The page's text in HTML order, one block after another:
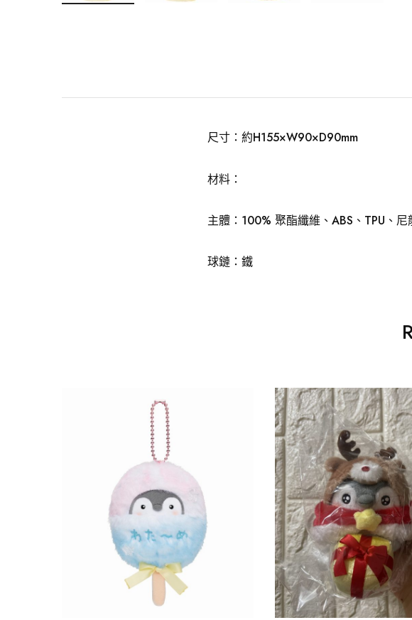
尺寸：約H155×W90×D90mm
材料：
主體：100% 聚酯纖維、ABS、TPU、尼
球鏈：鐵